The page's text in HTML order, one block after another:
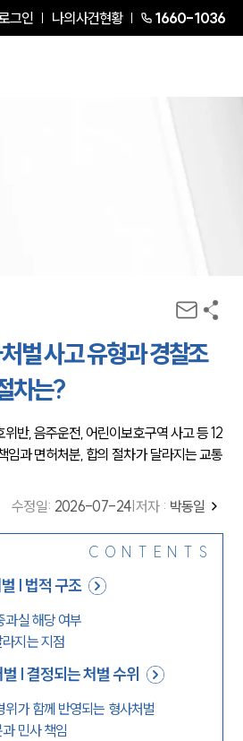
그인 나의사건현황 1660-1036
벌 사고 유형과 경찰조
차는?
반, 음주운전, 어린이보호구역 사고 등 12
임과 면허처분, 합의 절차가 달라지는 교통
수정일: 2026-07-24 저자 : 박동일
CONTENTS
| 법적 구조
과실 해당 여부
지는 지점
| 결정되는 처벌 수위
위가 함께 반영되는 형사처벌
민사 책임